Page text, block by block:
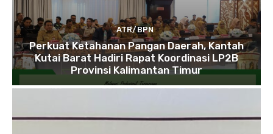
ATR/BPN
Perkuat Ketahanan Pangan Daerah, Kantah
Kutai Barat Hadiri Rapat Koordinasi LP2B
Provinsi Kalimantan Timur